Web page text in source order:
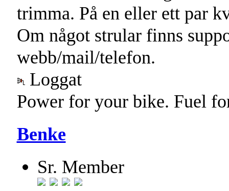
trimma. På en eller ett par
Om något strular finns
webb/mail/telefon.
Loggat
Power for your bike. Fuel
Benke
Sr. Member